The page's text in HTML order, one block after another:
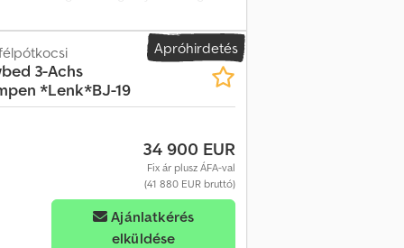
Pneumatikus felfüggesztés
Apróhirdetés
3-Achs
*Lenk*BJ-19
34 900 EUR
Fix ár plusz ÁFA-val
(41 880 EUR bruttó)
Ajánlatkérés
elküldése